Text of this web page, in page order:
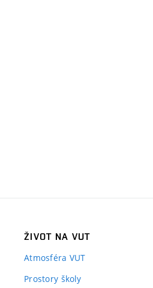
ŽIVOT NA VUT
Atmosféra VUT
Prostory školy